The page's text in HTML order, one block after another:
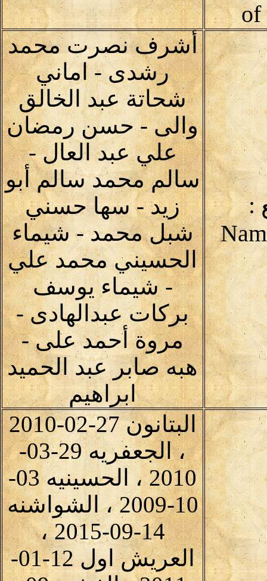
of
:
أشرف نصرت محمد
رشدى - اماني
شحاتة عبد الخالق
والى - حسن رمضان
علي عبد العال -
سالم محمد سالم أبو
زيد - سها حسني
شبل محمد - شيماء
الحسيني محمد علي
- شيماء يوسف
بركات عبدالهادى -
مروة أحمد على -
هبه صابر عبد الحميد
ابراهيم
البتانون 27-02-2010
، الجعفريه 29-03-
2010 ، الحسينيه 03-
10-2009 ، الشواشنه
14-09-2015 ،
العريش اول 12-01-